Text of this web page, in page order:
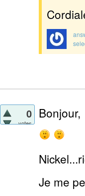
0
votes
Bonjour,
Je me